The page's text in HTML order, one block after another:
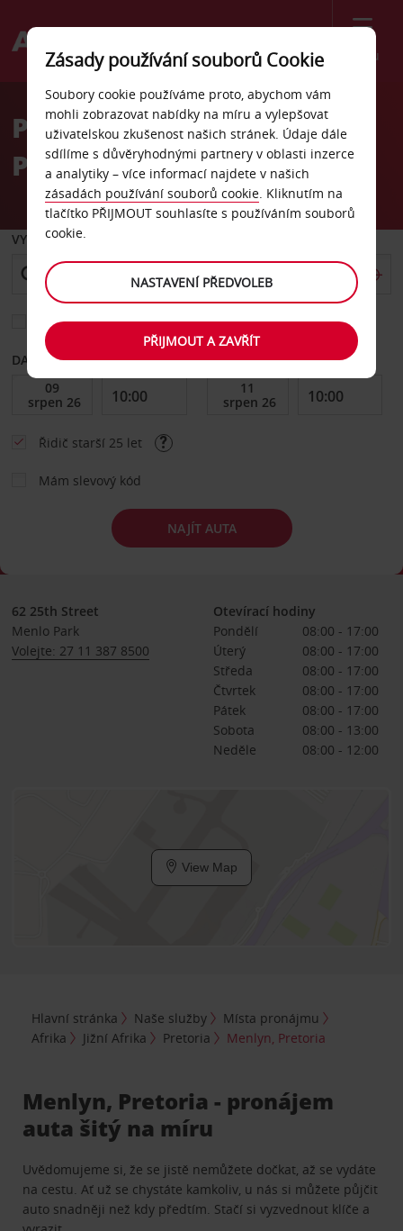
Menu
Welcome
AvisPronájem auta Menlyn,
Pretoria
VYZVEDNOUT Z
Vyberte si jiné místo vrácení
DATUM OD DATUM DO
Řidič starší 25 let
Mám slevový kód
NAJÍT AUTA
62 25th Street
Menlo Park
Volejte: 27 11 387 8500
Otevírací hodiny
Pondělí
08:00 - 17:00
Úterý
08:00 - 17:00
Středa
08:00 - 17:00
Čtvrtek
08:00 - 17:00
Pátek
08:00 - 17:00
Sobota
08:00 - 13:00
Neděle
08:00 - 12:00
View Map
Hlavní stránka Naše služby
Místa pronájmu
Afrika
Jižní Afrika Pretoria Menlyn, Pretoria
Menlyn, Pretoria - pronájem
auta šitý na míru
Uvědomujeme si, že se jistě nemůžete dočkat, až se vydáte
na cestu. Ať už se chystáte kamkoliv, u nás si můžete půjčit
auto snadněji než kdy předtím. Stačí si vyzvednout klíče a
Zásady používání souborů Cookie
Soubory cookie používáme proto, abychom vám
mohli zobrazovat nabídky na míru a vylepšovat
uživatelskou zkušenost našich stránek. Údaje dále
sdílíme s důvěryhodnými partnery v oblasti inzerce
a analytiky – více informací najdete v našich
zásadách používání souborů cookie. Kliknutím na
tlačítko PŘIJMOUT souhlasíte s používáním souborů
cookie.
NASTAVENÍ PŘEDVOLEB
PŘIJMOUT A ZAVŘÍT